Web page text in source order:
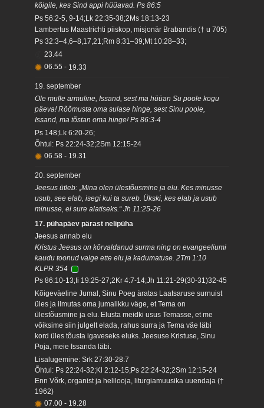
kõigile, kes Sind appi hüüavad. Ps 86:5
Ps 56:2-5, 9-14;Lk 22:35-38;2Ms 18:13-23
Lambertus Maastrichti piiskop, misjonär Brabandis († u 705)
Ps 32:3–4,6–8,17,21;Rm 8:31–39;Mt 10:28–33;
23.44
06.55 - 19.33
19. september
Ole mulle armuline, Issand, sest ma hüüan Su poole kogu
päeva! Rõõmusta oma sulase hinge, sest Sinu poole,
Issand, ma tõstan oma hinge! Ps 86:3-4
Ps 148;Lk 6:20-26;
Õhtul: Ps 22:24-32;2Sm 12:15-24
06.58 - 19.31
20. september
Jeesus ütleb: „Mina olen ülestõusmine ja elu. Kes minusse
usub, see elab, isegi kui ta sureb. Ükski, kes elab ja usub
minusse, ei sure alatiseks.“ Jh 11:25-26
17. pühapäev pärast nelipüha
Jeesus annab elu
Kristus Jeesus on kõrvaldanud surma ning on evangeeliumi
kaudu toonud valge ette elu ja kadumatuse. 2Tm 1:10
KLPR 354
Ps 86:10-13;Ii 19:25-27;2Kr 4:7-14;Jh 11:21-29(30-31)32-45
Kõigeväeline Jumal, Sinu Poeg äratas Laatsaruse surnuist
üles ja ilmutas oma jumalikku väge, et Tema on
ülestõusmine ja elu. Elusta meidki usus Temasse, et me
võiksime siin julgelt elada, rahus surra ja Tema väe läbi
kord üles tõusta igaveseks eluks. Jeesuse Kristuse, Sinu
Poja, meie Issanda läbi.
Lisalugemine: Srk 27:30-28:7
Õhtul: Ps 22:24-32;Kl 2:12-15;Ps 22:24-32;2Sm 12:15-24
Enn Võrk, organist ja helilooja, liturgiamuusika uuendaja (†
1962)
07.00 - 19.28